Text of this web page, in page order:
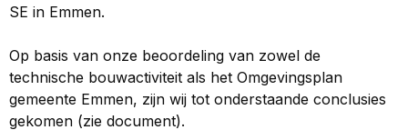
SE in Emmen.
Op basis van onze beoordeling van zowel de
technische bouwactiviteit als het Omgevingsplan
gemeente Emmen, zijn wij tot onderstaande conclusies
gekomen (zie document).